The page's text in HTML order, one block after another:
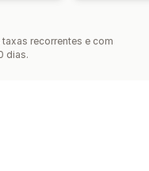
recorrentes e com
dias.